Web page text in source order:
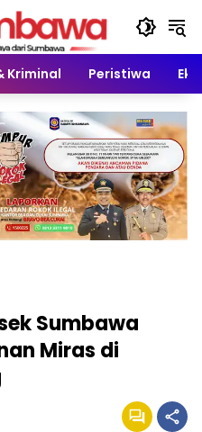
Kriminal Peristiwa
Sumbawa
Miras di